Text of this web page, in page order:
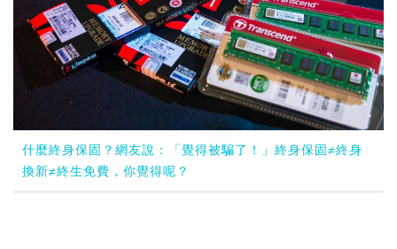
什麼終身保固？網友說：「覺得被騙了！」終身保固≠終身
換新≠終生免費，你覺得呢？